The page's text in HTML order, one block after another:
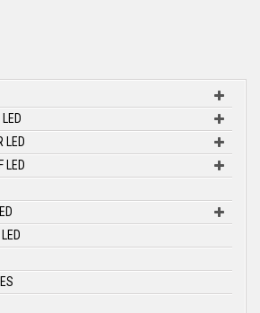
LED
LED